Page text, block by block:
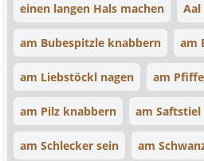
einen langen Hals machen Aal
am Bubespitzle knabbern am
am Liebstöckl nagen am
am Pilz knabbern am
am Schlecker sein am